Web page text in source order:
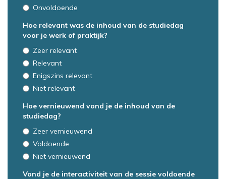
Onvoldoende
Hoe relevant was de inhoud van de studiedag
voor je werk of praktijk?
Zeer relevant
Relevant
Enigszins relevant
Niet relevant
Hoe vernieuwend vond je de inhoud van de
studiedag?
Zeer vernieuwend
Voldoende
Niet vernieuwend
Vond je de interactiviteit van de sessie voldoende